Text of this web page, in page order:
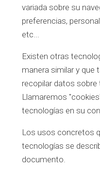
variada sobre su
preferencias,
etc...
Existen otras
manera similar y que
recopilar datos sobre
Llamaremos
tecnologías en su
Los usos concretos
tecnologías se
documento.